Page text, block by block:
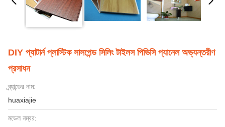
DIY প্যাটার্ন প্লাস্টিক সাসপেন্ড সিলিং টাইলস পিভিসি প্যানেল অভ্যন্তরীণ
প্রসাধন
ব্র্যান্ডের নাম:
huaxiajie
মডেল নম্বর: